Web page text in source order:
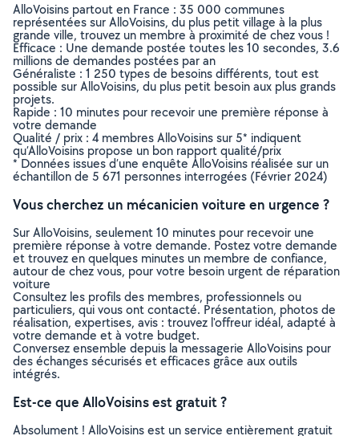
AlloVoisins partout en France : 35 000 communes
représentées sur AlloVoisins, du plus petit village à la plus
grande ville, trouvez un membre à proximité de chez vous !
Efficace : Une demande postée toutes les 10 secondes, 3.6
millions de demandes postées par an
Généraliste : 1 250 types de besoins différents, tout est
possible sur AlloVoisins, du plus petit besoin aux plus grands
projets.
Rapide : 10 minutes pour recevoir une première réponse à
votre demande
Qualité / prix : 4 membres AlloVoisins sur 5* indiquent
qu’AlloVoisins propose un bon rapport qualité/prix
* Données issues d’une enquête AlloVoisins réalisée sur un
échantillon de 5 671 personnes interrogées (Février 2024)
Vous cherchez un mécanicien voiture en urgence ?
Sur AlloVoisins, seulement 10 minutes pour recevoir une
première réponse à votre demande. Postez votre demande
et trouvez en quelques minutes un membre de confiance,
autour de chez vous, pour votre besoin urgent de réparation
voiture
Consultez les profils des membres, professionnels ou
particuliers, qui vous ont contacté. Présentation, photos de
réalisation, expertises, avis : trouvez l'offreur idéal, adapté à
votre demande et à votre budget.
Conversez ensemble depuis la messagerie AlloVoisins pour
des échanges sécurisés et efficaces grâce aux outils
intégrés.
Est-ce que AlloVoisins est gratuit ?
Absolument ! AlloVoisins est un service entièrement gratuit